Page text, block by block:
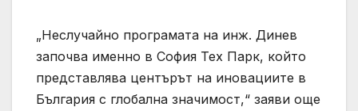
„Неслучайно програмата на инж. Динев
започва именно в София Тех Парк, който
представлява центърът на иновациите в
България с глобална значимост,“ заяви още